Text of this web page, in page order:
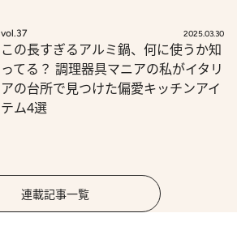
vol.37 2025.03.30
この長すぎるアルミ鍋、何に使うか知
ってる？ 調理器具マニアの私がイタリ
アの台所で見つけた偏愛キッチンアイ
テム4選
連載記事一覧